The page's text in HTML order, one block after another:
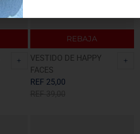
+
REBAJA
VESTIDO DE HAPPY
FACES
REF 25,00
+